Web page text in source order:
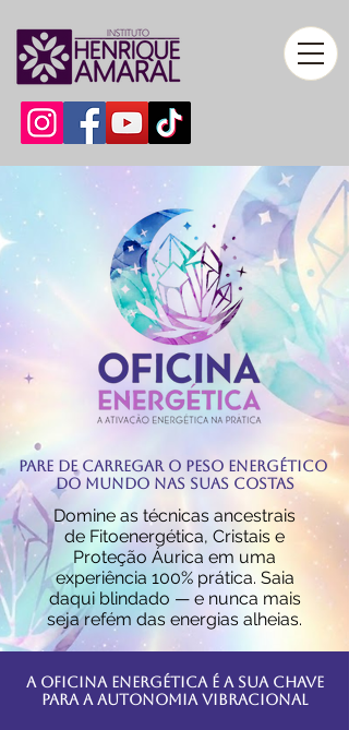
Pare de Carregar o Peso Energético
do Mundo nas Suas Costas
Domine as técnicas ancestrais
de Fitoenergética, Cristais e
Proteção Áurica em uma
experiência 100% prática. Saia
daqui blindado — e nunca mais
seja refém das energias alheias.
A Oficina Energética é a Sua Chave
Para a Autonomia Vibracional